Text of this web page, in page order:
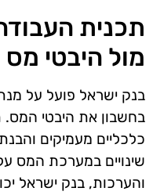
תכנית
מול היבטי מס
בנק ישראל פועל על
בחשבון את היבטי המס.
כלכליים מעמיקים
שינויים במערכת המס
והערכות, בנק ישראל